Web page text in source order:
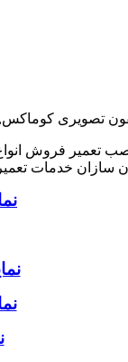
تصویری
تعمیر فروش
سازان خدمات